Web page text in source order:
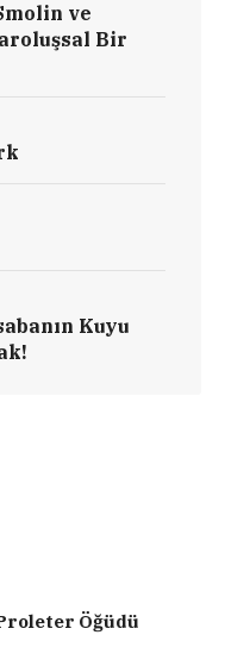
ve
Bir
Kuyu
Öğüdü